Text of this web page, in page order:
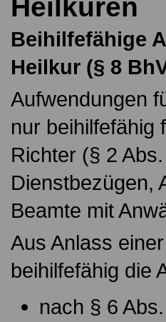
Heilkuren
Beihilfefähige
Heilkur (§ 8
Aufwendungen
nur beihilfefähig
Richter (§ 2
Dienstbezügen,
Beamte mit
Aus Anlass
beihilfefähig die
nach § 6